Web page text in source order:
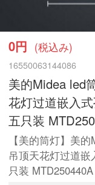
0円 (税込み)
16550063144086
美的Midea led
花灯过道嵌入
五只装
【美的筒灯】美
吊顶天花灯过道
只装